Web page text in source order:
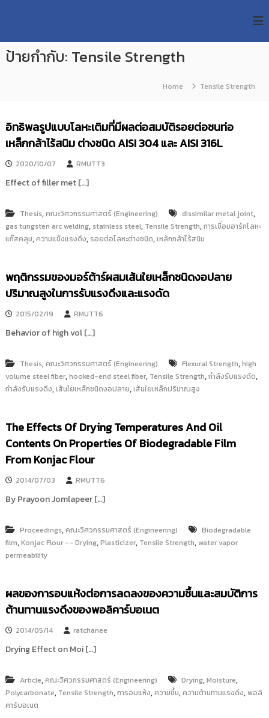
p
U
T
e
a
r
c
R
e
p
i
t
r
y
ค
ลั
ง
อ
ล
ง
า
น
วิ
จั
ย
วิ
ท
ท
ค
โ
ล
า
ช
ม
ง
ธั
ญ
บุ
รี
ป้ายกำกับ: Tensile Strength
Home Tensile Strength
อิทธิพลรูปแบบโลหะเติมที่มีผลต่อสมบัติรอยต่อชนท่อ
เหล็กกล้าไร้สนิม ต่างชนิด AISI 304 และ AISI 316L
2020/10/07 RMUTT3
Effect of filler met […]
Thesis,คณะวิศวกรรมศาสตร์ (Engineering) dissimilar metal joint,
gas tungsten arc welding, stainless steel, Tensile Strength,การเชื่อมอาร์กโลหะ
แก๊สคลุม,ความแข็งแรงดึง, รอยต่อโลหะต่างชนิด,เหล้กกล้าไร้สนิม
พฤติกรรมของมอร์ต้าร์ผสมเส้นใยเหล็กชนิดงอปลาย
ปริมาณสูงในการรับแรงดึงและแรงดัด
2015/02/19 RMUTT6
Behavior of high vol […]
Thesis,คณะวิศวกรรมศาสตร์ (Engineering) Flexural Strength,high
volume steel fiber,hooked-end steel fiber, Tensile Strength,กำลังรับแรงดัด,
กำลังรับแรงดึง,เส้นใยเหล็กชนิดงอปลาย,เส้นใยเหล็กปริมาณสูง
The Effects Of Drying Temperatures And Oil
Contents On Properties Of Biodegradable Film
From Konjac Flour
2014/07/03 RMUTT6
By Prayoon Jomlapeer […]
Proceedings,คณะวิศวกรรมศาสตร์ (Engineering)
Biodegradable
film,Konjac Flour -- Drying,Plasticizer, Tensile Strength,water vapor
permeability
ผลของการอบแห้งต่อการลดลงของความชื้นและสมบัติการ
ต้านทานแรงดึงของพอลิคาร์บอเนต
2014/05/14 ratchanee
Drying Effect on Moi […]
Article,คณะวิศวกรรมศาสตร์ (Engineering) Drying,Moisture,
Polycarbonate, Tensile Strength,การอบแห้ง,ความชื้น,ความต้านทานแรงดึง,พอลิ
คาร์บอเนต